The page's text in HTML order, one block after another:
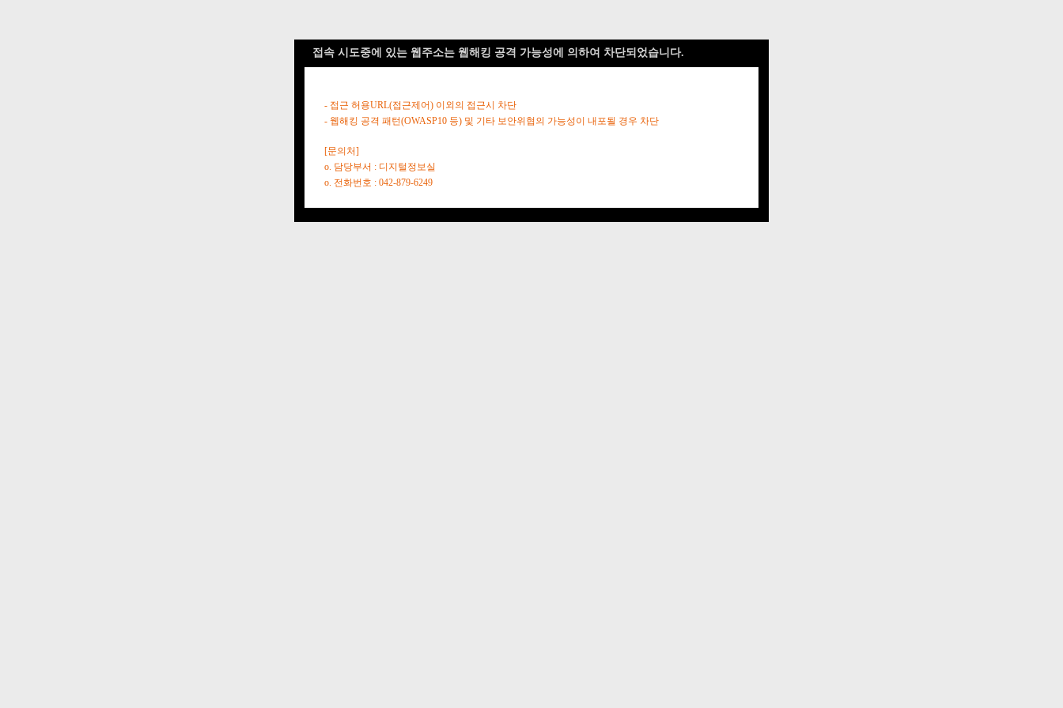
접속 시도중에 있는 웹주소는 웹해킹 공격 가능성에 의하여 차단되었습니다.
- 접근 허용URL(접근제어) 이외의 접근시 차단
- 웹해킹 공격 패턴(OWASP10 등) 및 기타 보안위협의 가능성이 내포될 경우 차단
[문의처]
o. 담당부서 : 디지털정보실
o. 전화번호 : 042-879-6249